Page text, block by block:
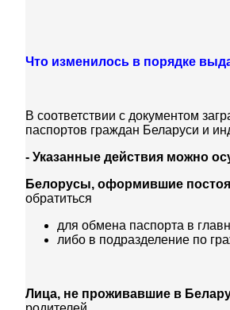
Что изменилось в порядке
В соответствии с документом
паспортов граждан Беларуси и
- Указанные действия можно
Белорусы, оформившие
обратиться
для обмена паспорта в
либо в подразделение по
Лица, не проживавшие в